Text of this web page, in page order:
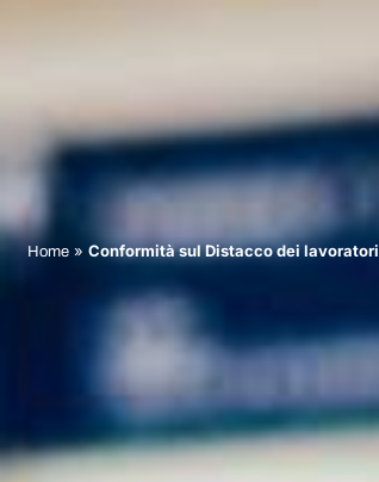
Home » Conformità sul Distacco dei lavoratori